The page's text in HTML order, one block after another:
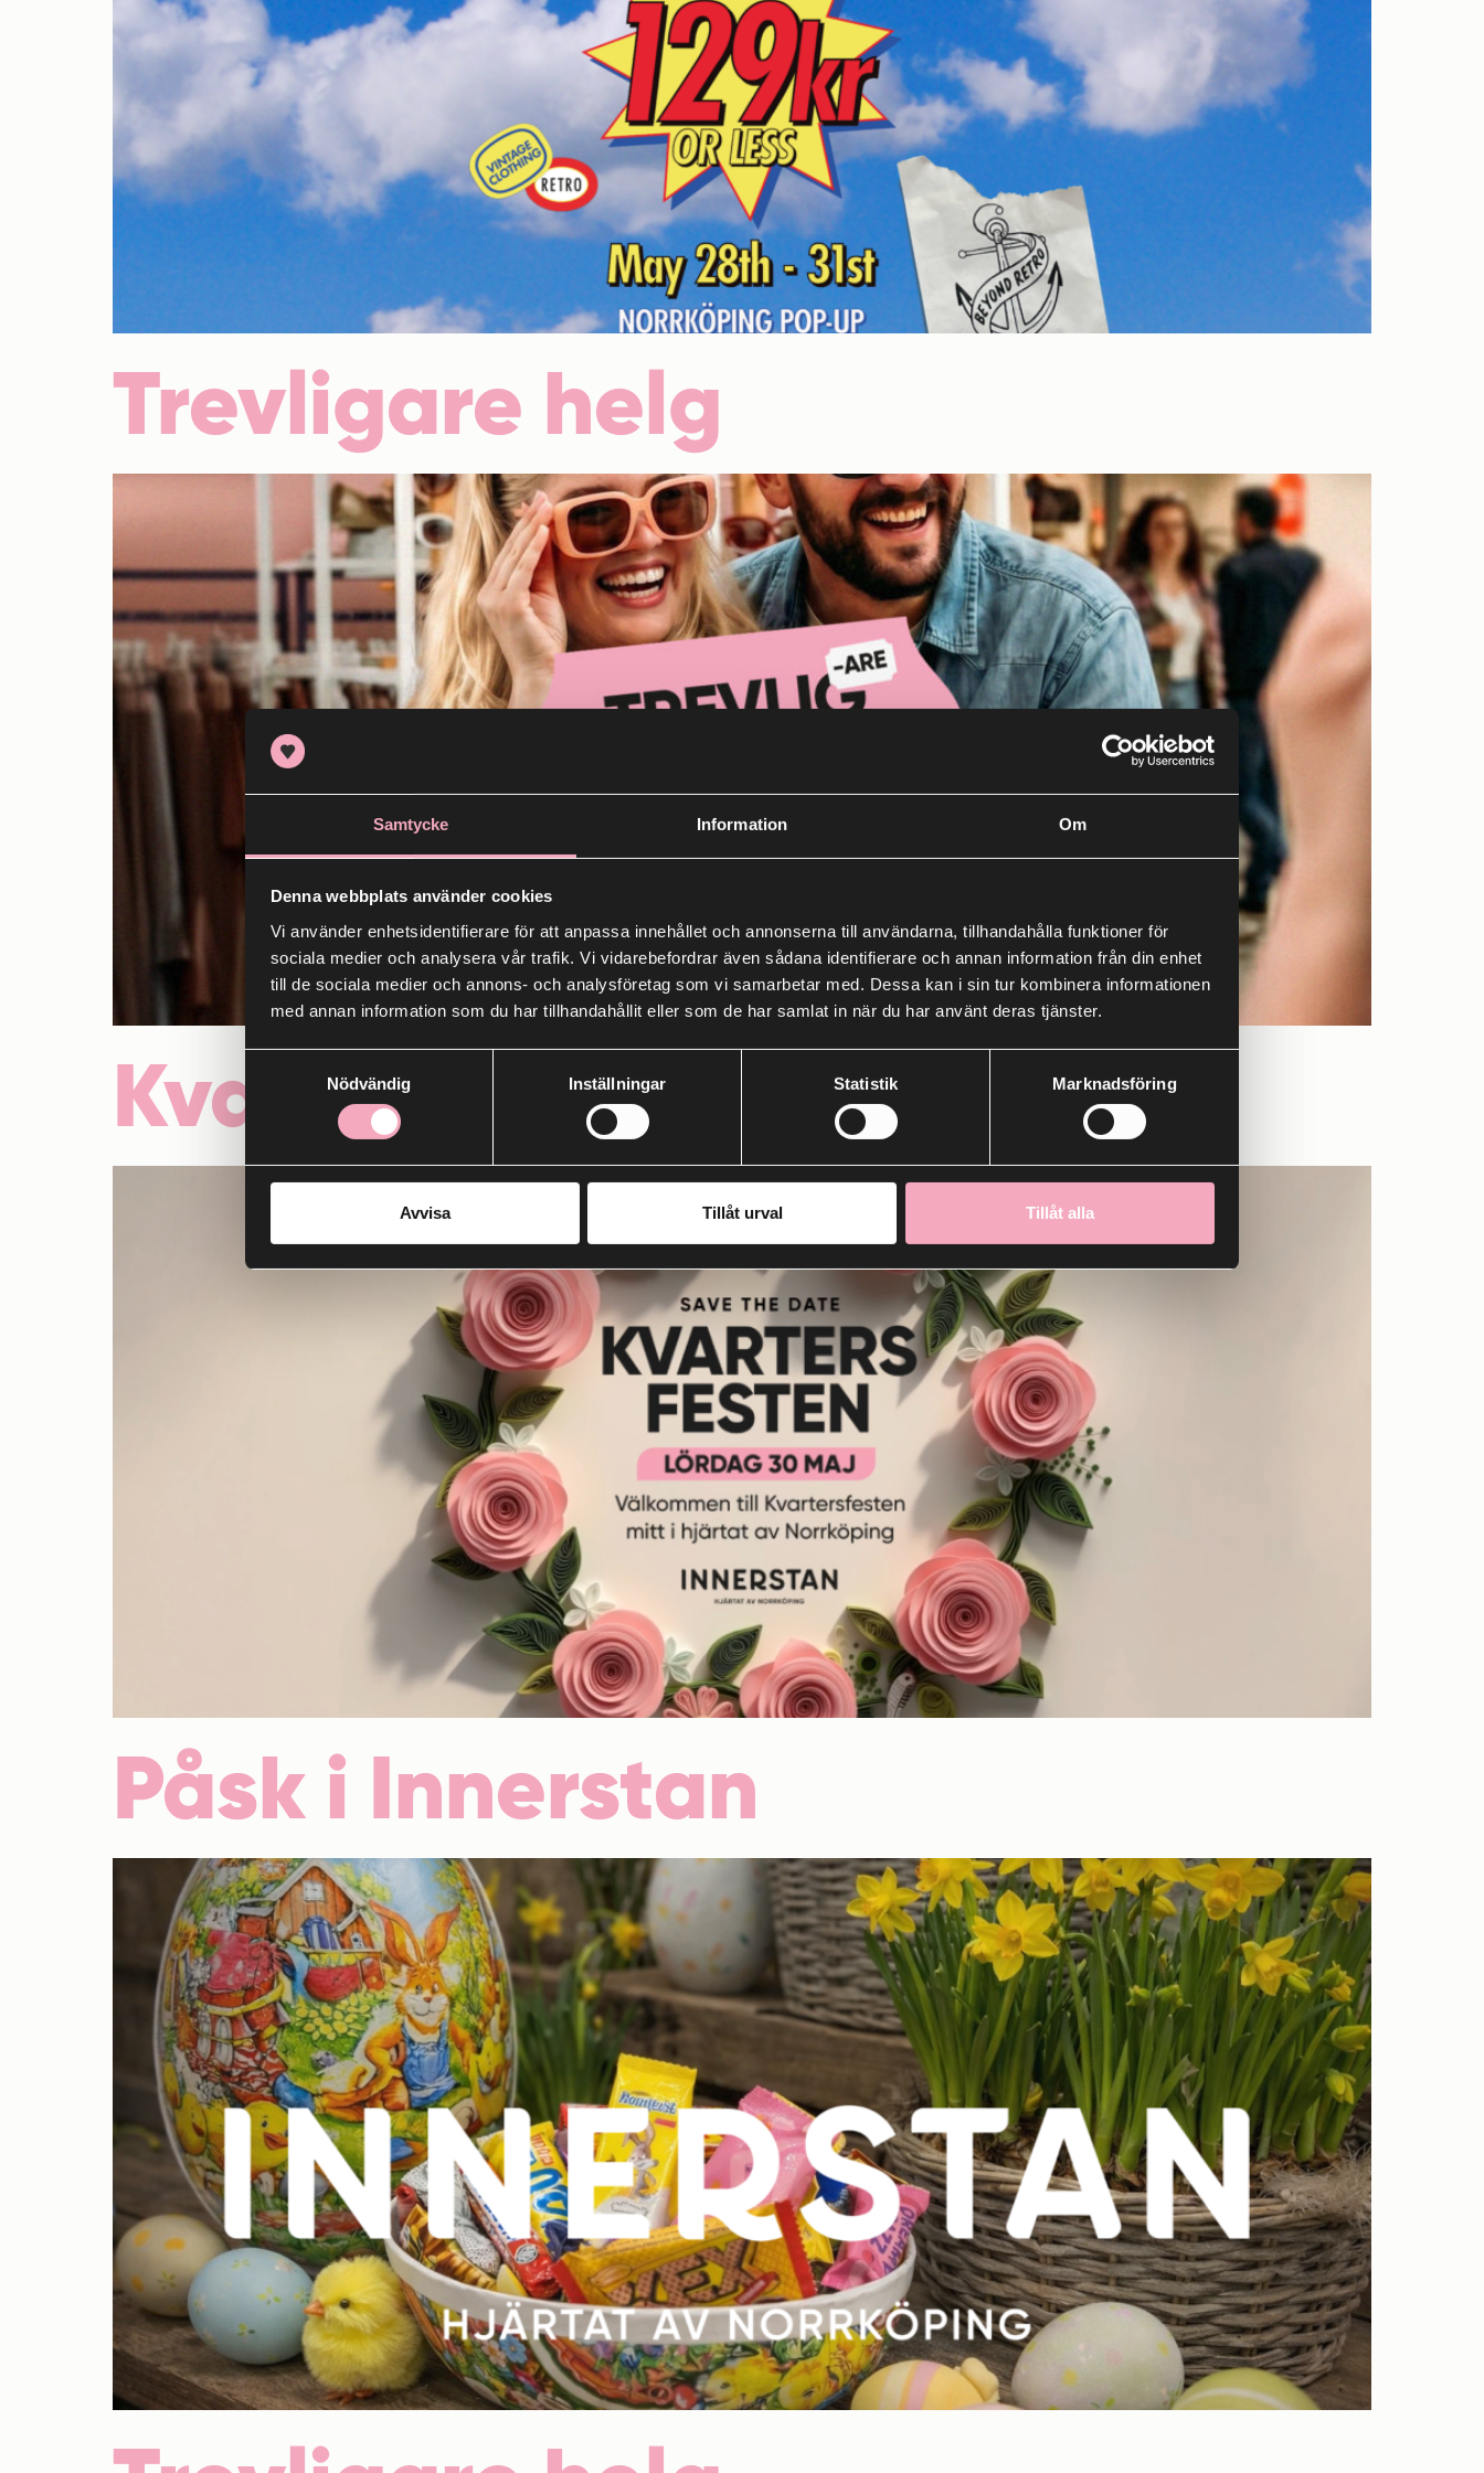
Samtycke Information Om
Denna webbplats använder cookies
Vi använder enhetsidentifierare för att anpassa innehållet och annonserna till användarna, tillhandahålla funktioner för
sociala medier och analysera vår trafik. Vi vidarebefordrar även sådana identifierare och annan information från din enhet
till de sociala medier och annons- och analysföretag som vi samarbetar med. Dessa kan i sin tur kombinera informationen
med annan information som du har tillhandahållit eller som de har samlat in när du har använt deras tjänster.
Nödvändig
Inställningar Statistik Marknadsföring
Avvisa Tillåt urval Tillåt alla
Trevligare helg
Kvartersfesten
Påsk i Innerstan